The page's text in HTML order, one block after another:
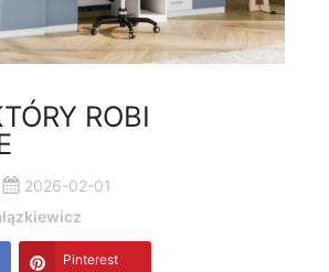
ROBI
2026-02-01
Pinterest